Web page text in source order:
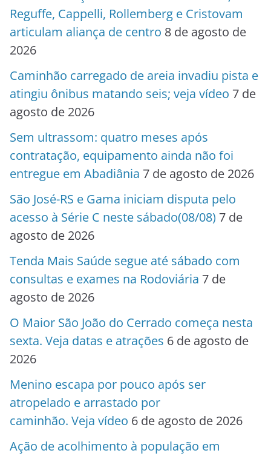
Reguffe, Cappelli, Rollemberg e Cristovam
articulam aliança de centro 8 de agosto de
2026
Caminhão carregado de areia invadiu pista e
atingiu ônibus matando seis; veja vídeo 7 de
agosto de 2026
Sem ultrassom: quatro meses após
contratação, equipamento ainda não foi
entregue em Abadiânia 7 de agosto de 2026
São José-RS e Gama iniciam disputa pelo
acesso à Série C neste sábado(08/08) 7 de
agosto de 2026
Tenda Mais Saúde segue até sábado com
consultas e exames na Rodoviária 7 de
agosto de 2026
O Maior São João do Cerrado começa nesta
sexta. Veja datas e atrações 6 de agosto de
2026
Menino escapa por pouco após ser
atropelado e arrastado por
caminhão. Veja vídeo 6 de agosto de 2026
Ação de acolhimento à população em